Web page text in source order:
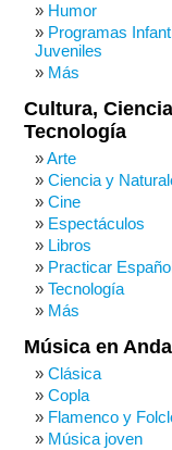
Humor
Programas
Juveniles
Más
Cultura,
Tecnología
Arte
Ciencia y
Cine
Espectáculos
Libros
Practicar
Tecnología
Más
Música en
Clásica
Copla
Flamenco y
Música joven